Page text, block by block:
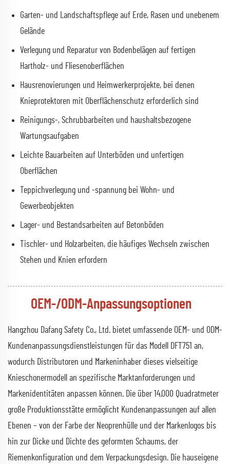
Garten- und Landschaftspflege auf Erde, Rasen und unebenem
Gelände
Verlegung und Reparatur von Bodenbelägen auf fertigen
Hartholz- und Fliesenoberflächen
Hausrenovierungen und Heimwerkerprojekte, bei denen
Knieprotektoren mit Oberflächenschutz erforderlich sind
Reinigungs-, Schrubbarbeiten und haushaltsbezogene
Wartungsaufgaben
Leichte Bauarbeiten auf Unterböden und unfertigen
Oberflächen
Teppichverlegung und -spannung bei Wohn- und
Gewerbeobjekten
Lager- und Bestandsarbeiten auf Betonböden
Tischler- und Holzarbeiten, die häufiges Wechseln zwischen
Stehen und Knien erfordern
OEM-/ODM-Anpassungsoptionen
Hangzhou Dafang Safety Co., Ltd. bietet umfassende OEM- und ODM-
Kundenanpassungsdienstleistungen für das Modell DFT751 an,
wodurch Distributoren und Markeninhaber dieses vielseitige
Knieschonermodell an spezifische Marktanforderungen und
Markenidentitäten anpassen können. Die über 14.000 Quadratmeter
große Produktionsstätte ermöglicht Kundenanpassungen auf allen
Ebenen – von der Farbe der Neoprenhülle und der Markenlogos bis
hin zur Dicke und Dichte des geformten Schaums, der
Riemenkonfiguration und dem Verpackungsdesign. Die hauseigene